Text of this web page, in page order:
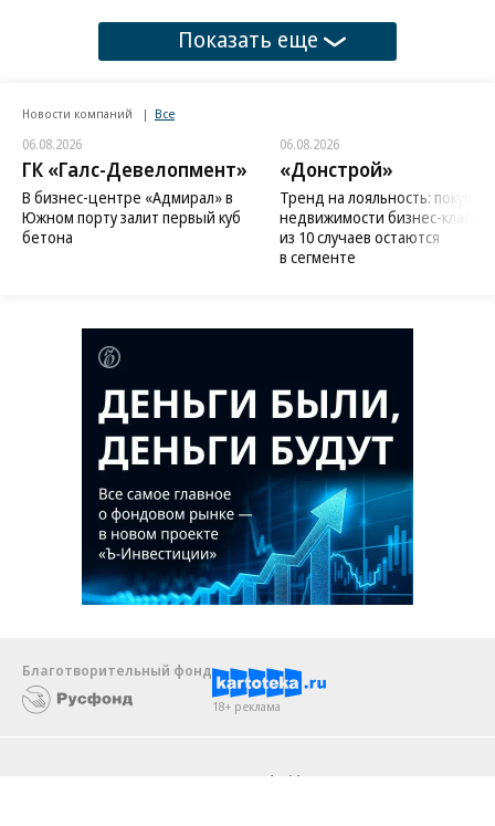
Показать еще
Новости компаний Все
06.08.2026
ГК «Галс-Девелопмент»
В бизнес-центре «Адмирал» в
Южном порту залит первый куб
бетона
06.08.2026
«Донстрой»
Тренд на лояльность:
недвижимости бизнес-класса
из 10 случаев остаются
в сегменте
Благотворительный фонд
18+ реклама
Android